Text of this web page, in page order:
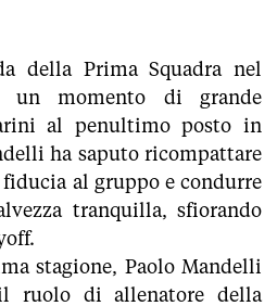
della Prima Squadra nel
un momento di grande
al penultimo posto in
ha saputo ricompattare
al gruppo e condurre
tranquilla, sfiorando
stagione, Paolo Mandelli
ruolo di allenatore della